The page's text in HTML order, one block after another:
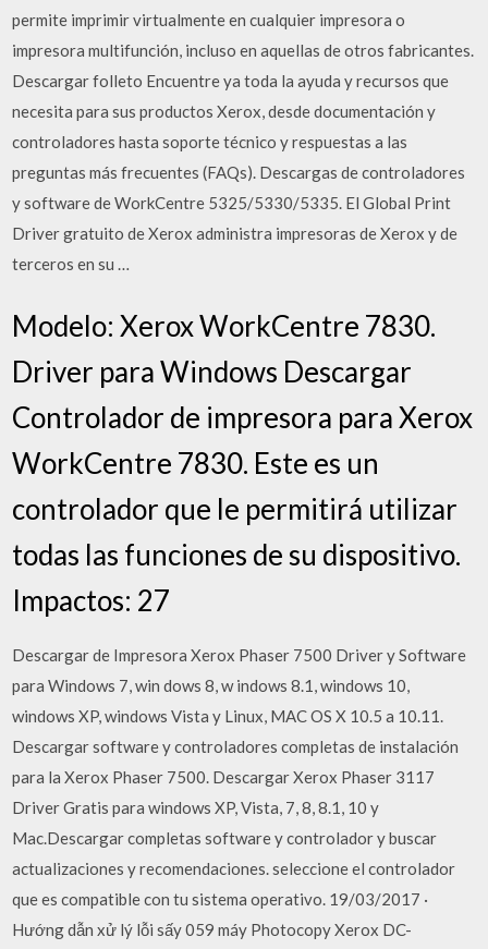
permite imprimir virtualmente en cualquier impresora o
impresora multifunción, incluso en aquellas de otros fabricantes.
Descargar folleto Encuentre ya toda la ayuda y recursos que
necesita para sus productos Xerox, desde documentación y
controladores hasta soporte técnico y respuestas a las
preguntas más frecuentes (FAQs). Descargas de controladores
y software de WorkCentre 5325/5330/5335. El Global Print
Driver gratuito de Xerox administra impresoras de Xerox y de
terceros en su …
Modelo: Xerox WorkCentre 7830.
Driver para Windows Descargar
Controlador de impresora para Xerox
WorkCentre 7830. Este es un
controlador que le permitirá utilizar
todas las funciones de su dispositivo.
Impactos: 27
Descargar de Impresora Xerox Phaser 7500 Driver y Software
para Windows 7, win dows 8, w indows 8.1, windows 10,
windows XP, windows Vista y Linux, MAC OS X 10.5 a 10.11.
Descargar software y controladores completas de instalación
para la Xerox Phaser 7500. Descargar Xerox Phaser 3117
Driver Gratis para windows XP, Vista, 7, 8, 8.1, 10 y
Mac.Descargar completas software y controlador y buscar
actualizaciones y recomendaciones. seleccione el controlador
que es compatible con tu sistema operativo. 19/03/2017 ·
Hướng dẫn xử lý lỗi sấy 059 máy Photocopy Xerox DC-